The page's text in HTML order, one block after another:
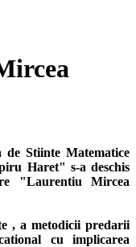
Stiinte Matematice
Haret" s-a deschis
"Laurentiu Mircea
, a metodicii predarii
cu implicarea